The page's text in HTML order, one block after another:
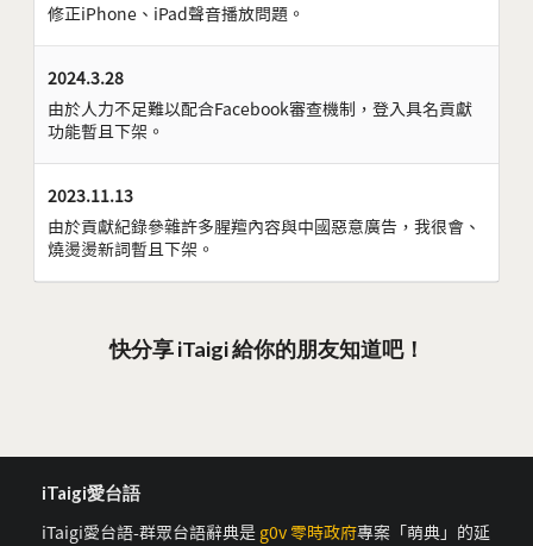
修正iPhone、iPad聲音播放問題。
2024.3.28
由於人力不足難以配合Facebook審查機制，登入具名貢獻
功能暫且下架。
2023.11.13
由於貢獻紀錄參雜許多腥羶內容與中國惡意廣告，我很會、
燒燙燙新詞暫且下架。
快分享 iTaigi 給你的朋友知道吧！
iTaigi愛台語
iTaigi愛台語-群眾台語辭典是 g0v 零時政府專案「萌典」的延